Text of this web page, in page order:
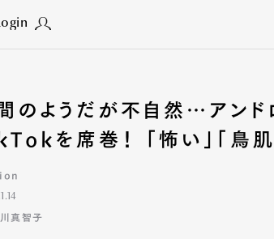
のようだが不自然…アン
を席巻！ 「怖い」「鳥肌
川真智子